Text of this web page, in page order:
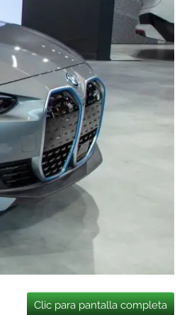
Clic para pantalla completa